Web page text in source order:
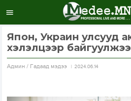
Япон, Украин улсууд
хэлэлцээр байгуулжээ
Aдмин / Гадаад мэдээ 2024.06.14